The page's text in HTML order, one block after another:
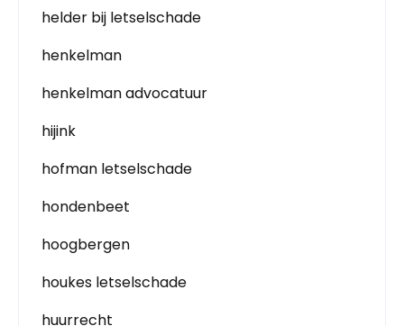
helder bij letselschade
henkelman
henkelman advocatuur
hijink
hofman letselschade
hondenbeet
hoogbergen
houkes letselschade
huurrecht